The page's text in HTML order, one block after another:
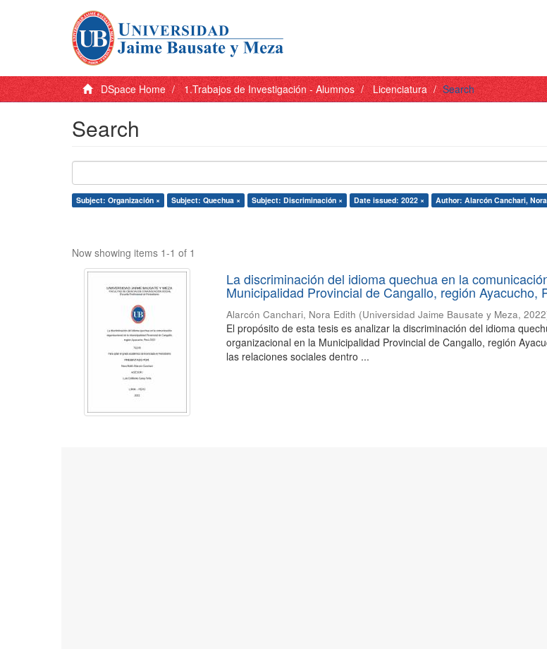
DSpace Home 1.Trabajos de Investigación - Alumnos Licenciatura Search
Search
Subject: Organización × Subject: Quechua × Subject: Discriminación × Date issued: 2022 × Author: Alarcón Canchari,
Now showing items 1-1 of 1
La discriminación del idioma quechua en la
Municipalidad Provincial de Cangallo, región Ayacucho,
Alarcón Canchari, Nora Edith (Universidad Jaime Bausate y Meza,2022
El propósito de esta tesis es analizar la discriminación del idioma
organizacional en la Municipalidad Provincial de Cangallo, región
las relaciones sociales dentro ...